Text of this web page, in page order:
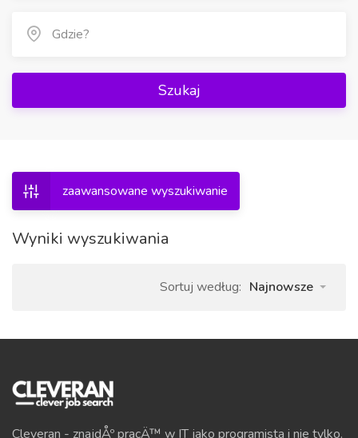
Szukaj
zaawansowane wyszukiwanie
Wyniki wyszukiwania
Sortuj według: Najnowsze
Cleveran - znajdÅº pracÄ™ w IT jako programista i nie tylko.